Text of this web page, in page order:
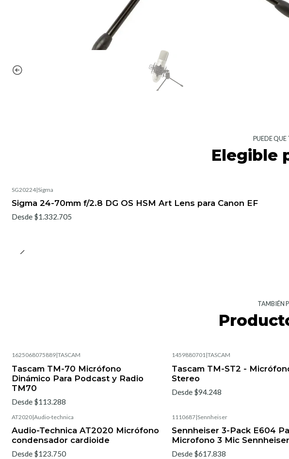
PUEDE QUE
Elegible
SG20224|Sigma
Sigma 24-70mm f/2.8 DG OS HSM Art Lens para Canon EF
Desde $1.332.705
TAMBIÉN
1625068075889|TASCAM
Tascam TM-70 Micrófono
Dinámico Para Podcast y Radio
TM70
Desde $113.288
1459880701|TASCAM
Tascam TM-ST2 -
Stereo
Desde $94.248
AT2020|Audio-technica
Audio-Technica AT2020 Micrófono
condensador cardioide
Desde $123.750
1110687|Sennheiser
Sennheiser 3-Pack E604
Microfono 3 Mic Sennheiser
Desde $617.838